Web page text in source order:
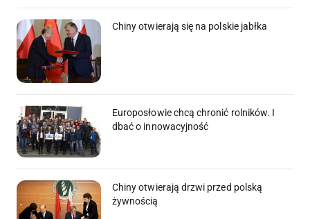
Chiny otwierają się na polskie jabłka
Europosłowie chcą chronić rolników. I
dbać o innowacyjność
Chiny otwierają drzwi przed polską
żywnością